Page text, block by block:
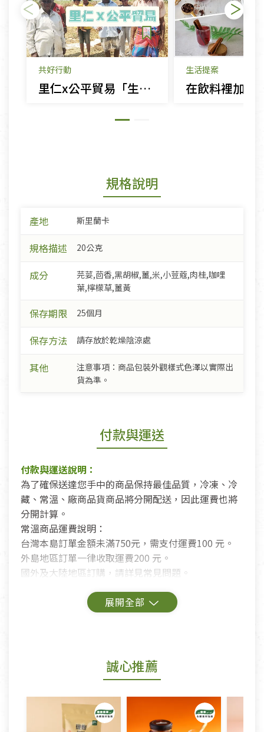
共好行動
里仁x公平貿易「生命就是應該如此美好！」
生活提案
規格說明
產地 斯里蘭卡
規格描述 20公克
成分
芫荽,茴香,黑胡椒,薑,米,小荳蔻,肉桂,咖哩
葉,檸檬草,薑黃
保存期限 25個月
保存方法 請存放於乾燥陰涼處
其他
注意事項：商品包裝外觀樣式色澤以實際出
貨為準。
付款與運送
付款與運送說明：
為了確保送達您手中的商品保持最佳品質，冷凍、冷
藏、常溫、廠商品貨商品將分開配送，因此運費也將
分開計算。
常溫商品運費說明：
台灣本島訂單金額未滿750元，需支付運費100 元。
外島地區訂單一律收取運費200 元。
國外及大陸地區訂購，請詳見常見問題。
鑑賞期商品說明：
若您購買的商品有下列「不適用七天鑑賞期商品」情
形者，除商品瑕疵以外，恕不接受退換貨.
依消保法之規定提供該商品七天免費鑑賞期(含例假
日)的服務，原則上若商品未經使用或被汙損(除商品
瑕疵)，一般皆可申請退換貨。
誠心推薦